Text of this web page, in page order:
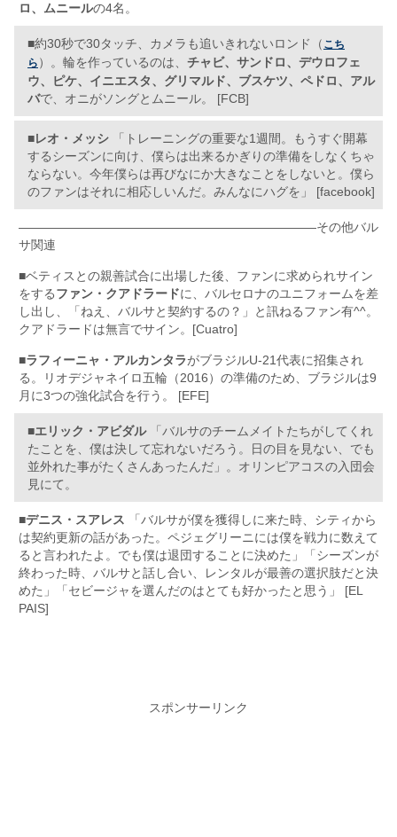
ロ、ムニールの4名。
■約30秒で30タッチ、カメラも追いきれないロンド（ こち
ら ）。輪を作っているのは、 チャビ、サンドロ、デウロフェ
ウ、ピケ、イニエスタ、グリマルド、ブスケツ、ペドロ、アル
バで、オニがソングとムニール。 [FCB]
■レオ・メッシ 「トレーニングの重要な1週間。もうすぐ開幕
するシーズンに向け、僕らは出来るかぎりの準備をしなくちゃ
ならない。今年僕らは再びなにか大きなことをしないと。僕ら
のファンはそれに相応しいんだ。みんなにハグを」 [facebook]
————————————————————————その他バル
サ関連
■ベティスとの親善試合に出場した後、ファンに求められサイン
をするファン・クアドラードに、バルセロナのユニフォームを差
し出し、「ねえ、バルサと契約するの？」と訊ねるファン有^^。
クアドラードは無言でサイン。[Cuatro]
■ラフィーニャ・アルカンタラがブラジルU-21代表に招集され
る。リオデジャネイロ五輪（2016）の準備のため、ブラジルは9
月に3つの強化試合を行う。 [EFE]
■エリック・アビダル「バルサのチームメイトたちがしてくれ
たことを、僕は決して忘れないだろう。日の目を見ない、でも
並外れた事がたくさんあったんだ」。オリンピアコスの入団会
見にて。
■デニス・スアレス 「バルサが僕を獲得しに来た時、シティから
は契約更新の話があった。ペジェグリーニには僕を戦力に数えて
ると言われたよ。でも僕は退団することに決めた」「シーズンが
終わった時、バルサと話し合い、レンタルが最善の選択肢だと決
めた」「セビージャを選んだのはとても好かったと思う」 [EL
PAIS]
スポンサーリンク